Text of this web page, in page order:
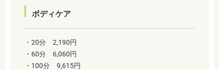
ボディケア
・20分 2,190円
・60分 6,060円
・100分 9,615円